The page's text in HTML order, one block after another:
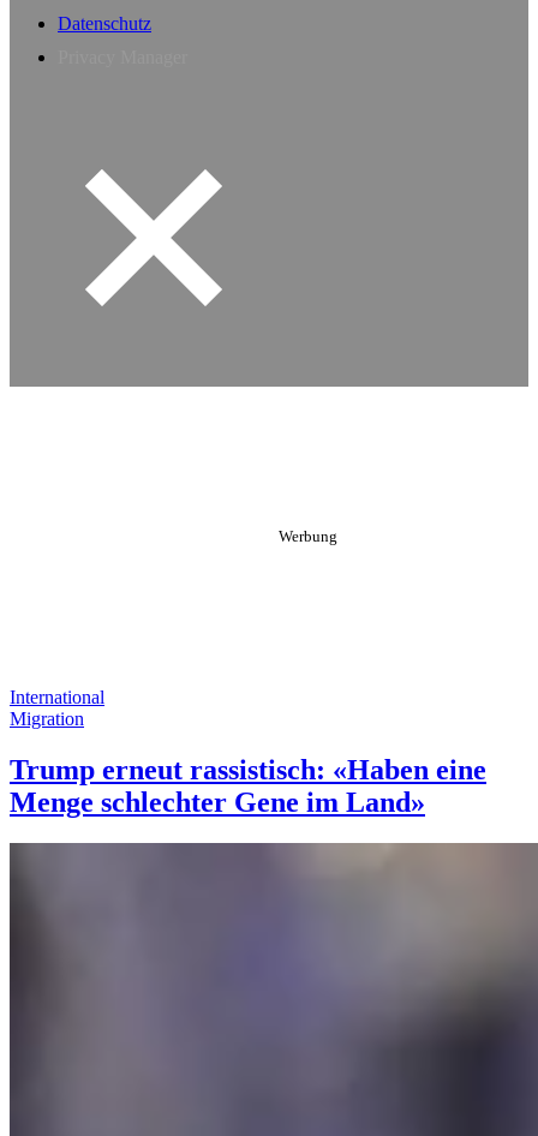
Datenschutz
International
Migration
Trump erneut rassistisch: «Haben eine
Menge schlechter Gene im Land»